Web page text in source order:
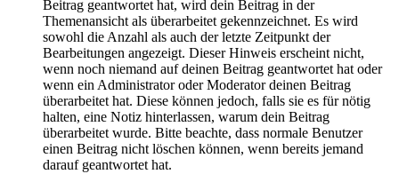
Beitrag geantwortet hat, wird dein Beitrag in der
Themenansicht als überarbeitet gekennzeichnet. Es wird
sowohl die Anzahl als auch der letzte Zeitpunkt der
Bearbeitungen angezeigt. Dieser Hinweis erscheint nicht,
wenn noch niemand auf deinen Beitrag geantwortet hat oder
wenn ein Administrator oder Moderator deinen Beitrag
überarbeitet hat. Diese können jedoch, falls sie es für nötig
halten, eine Notiz hinterlassen, warum dein Beitrag
überarbeitet wurde. Bitte beachte, dass normale Benutzer
einen Beitrag nicht löschen können, wenn bereits jemand
darauf geantwortet hat.